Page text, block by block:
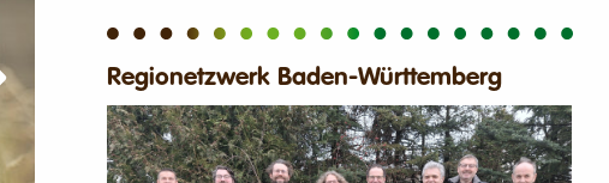
Regionetzwerk Baden-Württemberg